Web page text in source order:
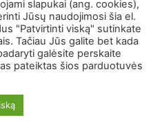
slapukai (ang. cookies),
Jūsų naudojimosi šia el.
"Patvirtinti viską" sutinkate
Tačiau Jūs galite bet kada
galėsite perskaite
pateiktas šios parduotuvės